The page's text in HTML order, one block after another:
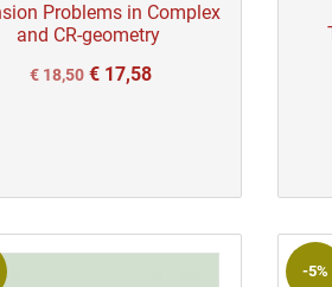
Problems in Complex
and CR-geometry
Il
€ 18,50Il€ 17,58
-5%